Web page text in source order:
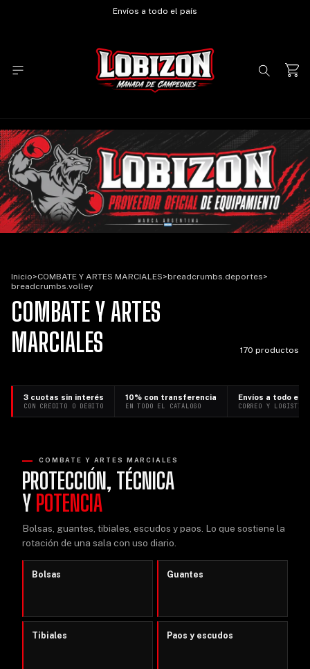
Envíos a todo el país
Inicio>COMBATE Y ARTES MARCIALES>breadcrumbs.deportes>
breadcrumbs.volley
COMBATE Y ARTES
MARCIALES
170 productos
3 cuotas sin interés
CON CRÉDITO O DÉBITO
10% con transferencia
EN TODO EL CATÁLOGO
Envíos a todo el
CORREO Y
COMBATE Y ARTES MARCIALES
PROTECCIÓN, TÉCNICA
Y POTENCIA
Bolsas, guantes, tibiales, escudos y paos. Lo que sostiene la
rotación de una sala con uso diario.
Bolsas Guantes
Tibiales Paos y escudos